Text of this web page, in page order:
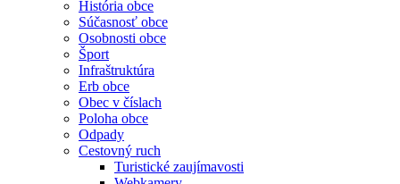
História obce
Súčasnosť obce
Osobnosti obce
Šport
Infraštruktúra
Erb obce
Obec v číslach
Poloha obce
Odpady
Cestovný ruch
Turistické zaujímavosti